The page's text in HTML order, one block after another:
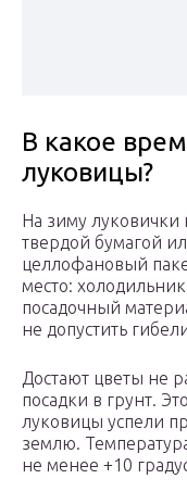
В какое
луковицы?
На зиму луковички
твердой бумагой
целлофановый
место:
посадочный
не допустить
Достают цветы не
посадки в грунт.
луковицы успели
землю.
не менее +10